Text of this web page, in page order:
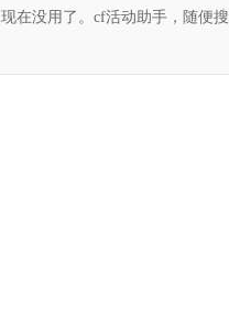
在没用了。cf活动助手，随便